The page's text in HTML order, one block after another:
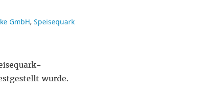
GmbH Speisequark
wurde.